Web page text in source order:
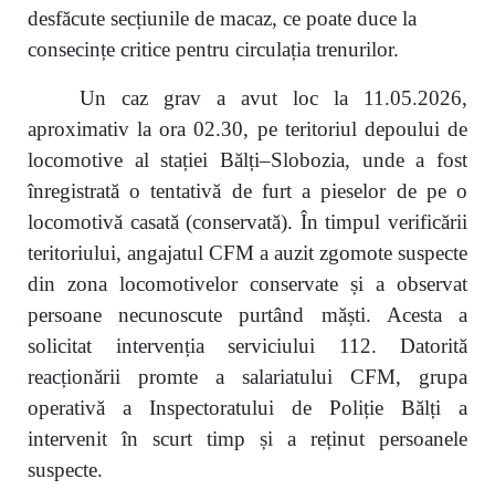
desfăcute secțiunile de macaz, ce poate duce la
consecințe critice pentru circulația trenurilor.
Un caz grav a avut loc la 11.05.2026,
aproximativ la ora 02.30, pe teritoriul depoului de
locomotive al stației Bălți–Slobozia, unde a fost
înregistrată o tentativă de furt a pieselor de pe o
locomotivă casată (conservată). În timpul verificării
teritoriului, angajatul CFM a auzit zgomote suspecte
din zona locomotivelor conservate și a observat
persoane necunoscute purtând măști. Acesta a
solicitat intervenția serviciului 112. Datorită
reacționării promte a salariatului CFM, grupa
operativă a Inspectoratului de Poliție Bălți a
intervenit în scurt timp și a reținut persoanele
suspecte.